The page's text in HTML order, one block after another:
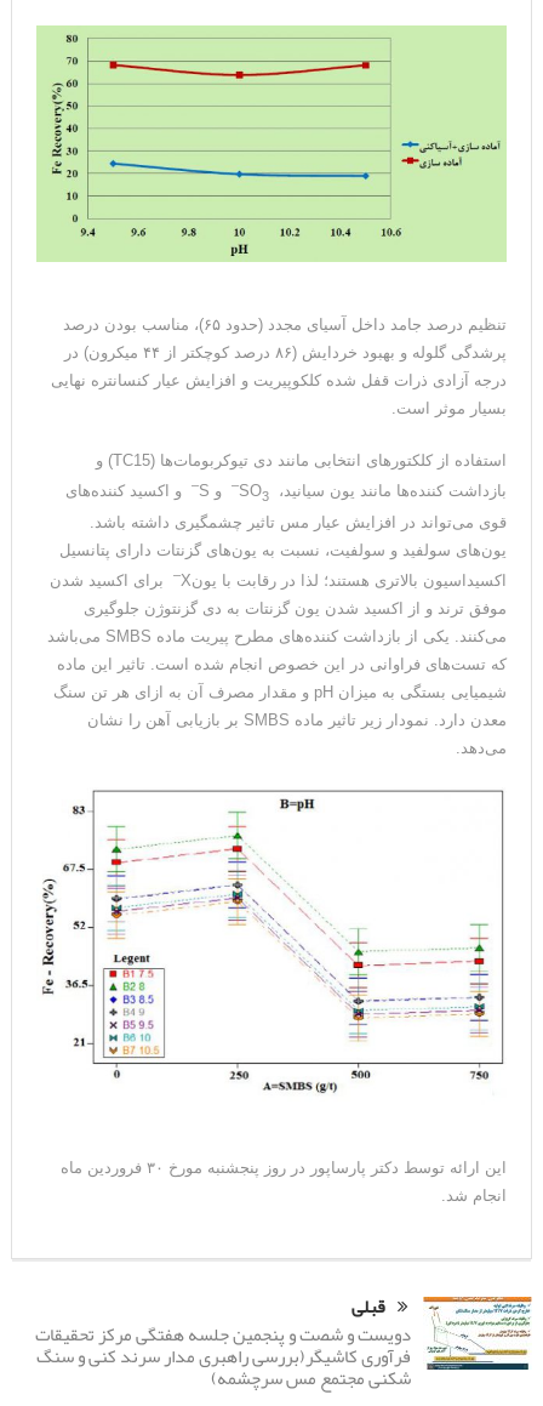
تنظیم درصد جامد داخل آسیای مجدد (حدود ۶۵)، مناسب بودن درصد
پرشدگی گلوله و بهبود خردایش (۸۶ درصد کوچکتر از ۴۴ میکرون) در
درجه آزادی ذرات قفل شده کلکوپیریت و افزایش عیار کنسانتره نهایی
بسیار موثر است.
استفاده از کلکتورهای انتخابی مانند دی تیوکربومات‌ها (TC15) و
بازداشت کننده‌ها مانند یون سیانید، SO
3
–و S –و اکسید کننده‌های
قوی می‌تواند در افزایش عیار مس تاثیر چشمگیری داشته باشد.
یون‌های سولفید و سولفیت، نسبت به یون‌های گزنتات دارای پتانسیل
اکسیداسیون بالاتری هستند؛ لذا در رقابت با یونX
–برای اکسید شدن
موفق ترند و از اکسید شدن یون گزنتات به دی گزنتوژن جلوگیری
می‌کنند. یکی از بازداشت کننده‌های مطرح پیریت ماده SMBS می‌باشد
که تست‌های فراوانی در این خصوص انجام شده است. تاثیر این ماده
شیمیایی بستگی به میزان pH و مقدار مصرف آن به ازای هر تن سنگ
معدن دارد. نمودار زیر تاثیر ماده SMBS بر بازیابی آهن را نشان
می‌دهد.
این ارائه توسط دکتر پارساپور در روز پنجشنبه مورخ ۳۰ فروردین ماه
انجام شد.
قبلی
دویست و شصت و پنجمین جلسه هفتگی مرکز تحقیقات
فرآوری کاشیگر(بررسی راهبری مدار سرند کنی و سنگ
شکنی مجتمع مس سرچشمه)